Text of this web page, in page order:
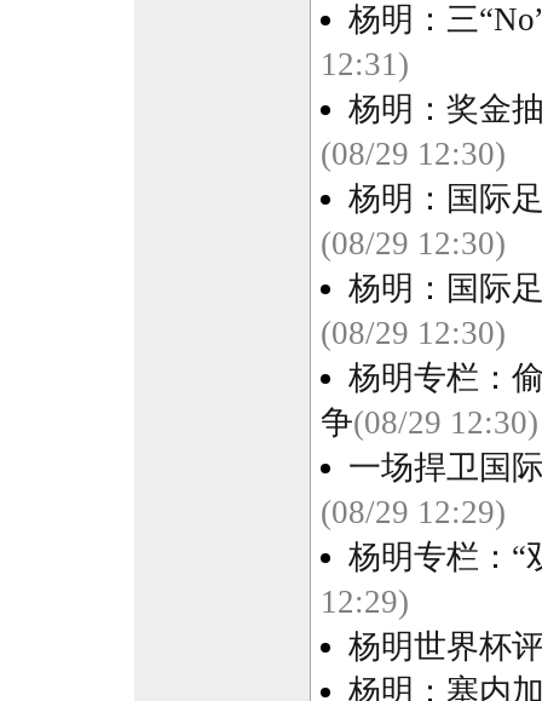
杨明：三
12:31)
杨明：奖金
(08/29 12:30)
杨明：国际
(08/29 12:30)
杨明：国际
(08/29 12:30)
杨明专栏：
争(08/29 12:30)
一场捍卫国
(08/29 12:29)
杨明专栏：“
12:29)
杨明世界杯
杨明：塞内